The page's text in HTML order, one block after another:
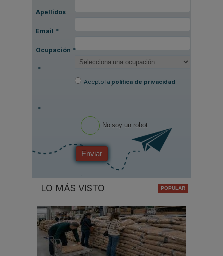
Apellidos
Email *
Ocupación *
*
Acepto la política de privacidad.
*
No soy un robot
Enviar
LO MÁS VISTO